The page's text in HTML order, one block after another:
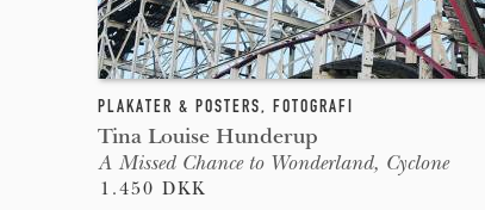
PLAKATER & POSTERS, FOTOGRAFI
Tina Louise Hunderup
A Missed Chance to Wonderland, Cyclone
1.450 DKK